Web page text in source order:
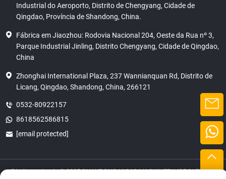
Industrial do Aeroporto, Distrito de Chengyang, Cidade de
Qingdao, Província de Shandong, China.
Fábrica em Jiaozhou: Rodovia Nacional 204, Oeste da Rua nº 3,
Parque Industrial Jinling, Distrito Chengyang, Cidade de Qingdao,
China
Zhonghai International Plaza, 237 Wannianquan Rd, Distrito de
Licang, Qingdao, Shandong, China, 266121
0532-80922157
8618562586815
[email protected]
Direitos autorais © 2025 SHANDONG HICAS MACHINERY (GROUP) CO.,